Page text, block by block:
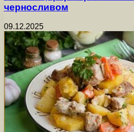
черносливом
09.12.2025